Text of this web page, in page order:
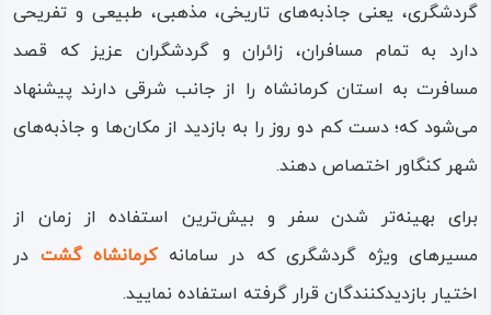
گردشگری، یعنی جاذبه‌های تاریخی، مذهبی، طبیعی و تفریحی
دارد به تمام مسافران، زائران و گردشگران عزیز که قصد
مسافرت به استان کرمانشاه را از جانب شرقی دارند پیشنهاد
می‌شود که؛ دست‌ کم دو روز را به بازدید از مکان‌ها و جاذبه‌های
شهر کنگاور اختصاص دهند.
برای بهینه‌تر شدن سفر و بیش‌ترین استفاده از زمان از
مسیرهای ویژه گردشگری که در سامانهکرمانشاه‌ گشت در
اختیار بازدیدکنندگان قرار گرفته استفاده نمایید.